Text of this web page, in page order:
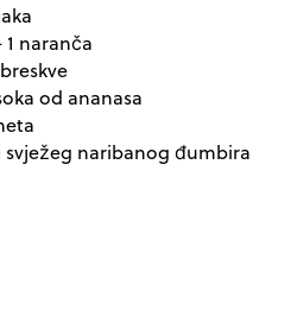
naranča
od ananasa
naribanog đumbira